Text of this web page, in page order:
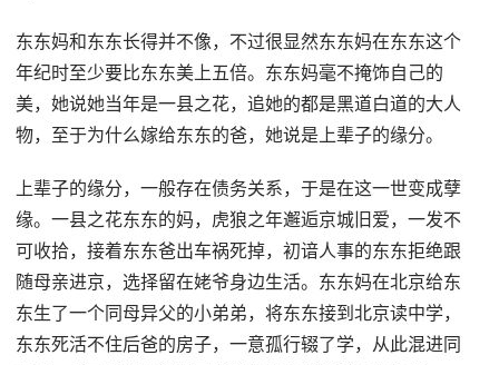
东东妈和东东长得并不像，不过很显然东东妈在东东这个
年纪时至少要比东东美上五倍。东东妈毫不掩饰自己的
美，她说她当年是一县之花，追她的都是黑道白道的大人
物，至于为什么嫁给东东的爸，她说是上辈子的缘分。
上辈子的缘分，一般存在债务关系，于是在这一世变成孽
缘。一县之花东东的妈，虎狼之年邂逅京城旧爱，一发不
可收拾，接着东东爸出车祸死掉，初谙人事的东东拒绝跟
随母亲进京，选择留在姥爷身边生活。东东妈在北京给东
东生了一个同母异父的小弟弟，将东东接到北京读中学，
东东死活不住后爸的房子，一意孤行辍了学，从此混进同